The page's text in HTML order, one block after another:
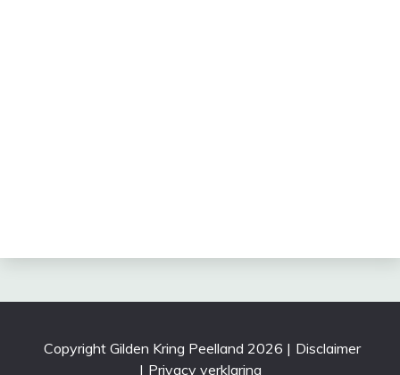
Copyright Gilden Kring Peelland 2026 | Disclaimer
| Privacy verklaring